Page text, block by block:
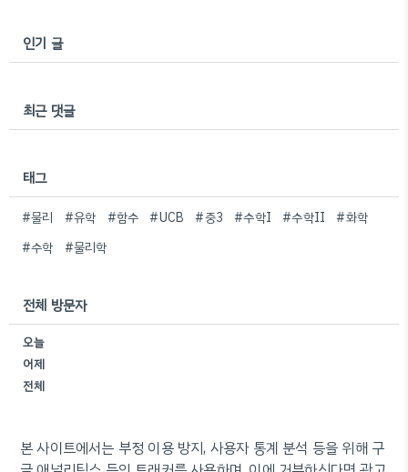
인기 글
최근 댓글
태그
#물리 #유학 #함수 #UCB #중3 #수학I #수학II
#화학
#수학
#물리학
전체 방문자
오늘
어제
전체
본 사이트에서는 부정 이용 방지, 사용자 통계 분석 등을 위해 구